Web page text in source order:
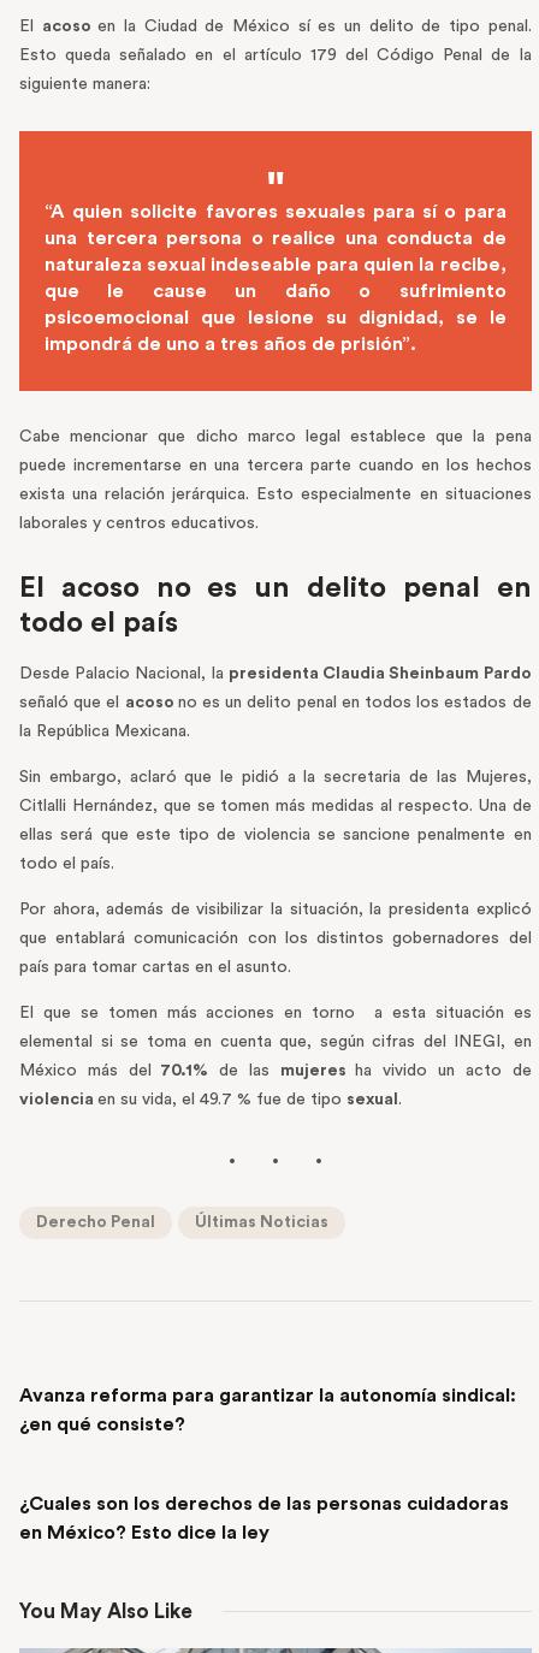
El acosoen la Ciudad de México sí es un delito de tipo penal.
Esto queda señalado en el artículo 179 del Código Penal de la
siguiente manera:
“A quien solicite favores sexuales para sí o para
una tercera persona o realice una conducta de
naturaleza sexual indeseable para quien la recibe,
que le cause un daño o sufrimiento
psicoemocional que lesione su dignidad, se le
impondrá de uno a tres años de prisión”.
Cabe mencionar que dicho marco legal establece que la pena
puede incrementarse en una tercera parte cuando en los hechos
exista una relación jerárquica. Esto especialmente en situaciones
laborales y centros educativos.
El acoso no es un delito penal en
todo el país
Desde Palacio Nacional, la presidenta Claudia Sheinbaum Pardo
señaló que el acoso no es un delito penal en todos los estados de
la República Mexicana.
Sin embargo, aclaró que le pidió a la secretaria de las Mujeres,
Citlalli Hernández, que se tomen más medidas al respecto. Una de
ellas será que este tipo de violencia se sancione penalmente en
todo el país.
Por ahora, además de visibilizar la situación, la presidenta explicó
que entablará comunicación con los distintos gobernadores del
país para tomar cartas en el asunto.
El que se tomen más acciones en torno a esta situación es
elemental si se toma en cuenta que, según cifras del INEGI, en
México más del
70.1% de las mujeres
ha vivido un acto de
violencia en su vida, el 49.7 % fue de tipo sexual .
Derecho Penal Últimas Noticias
Avanza reforma para garantizar la autonomía sindical:
¿en qué consiste?
¿Cuales son los derechos de las personas cuidadoras
en México? Esto dice la ley
You May Also Like